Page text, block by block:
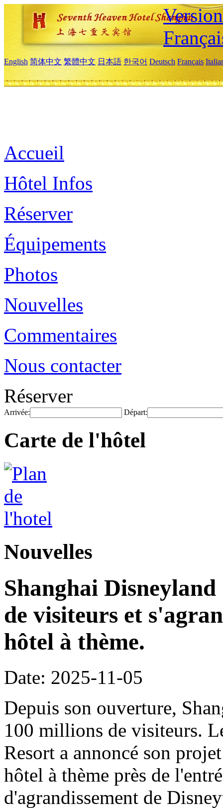
English 简体中文 繁體中文 日本語 한국어 Deutsch Français
Accueil
Hôtel Infos
Réserver
Équipements
Photos
Nouvelles
Commentaires
Nous contacter
Réserver
Arrivée: Départ:
Carte de l'hôtel
Nouvelles
Shanghai Disneyland
de visiteurs et
hôtel à thème.
Date: 2025-11-05
Depuis son ouverture,
100 millions de visiteurs.
Resort a annoncé son
hôtel à thème près de
d'agrandissement de